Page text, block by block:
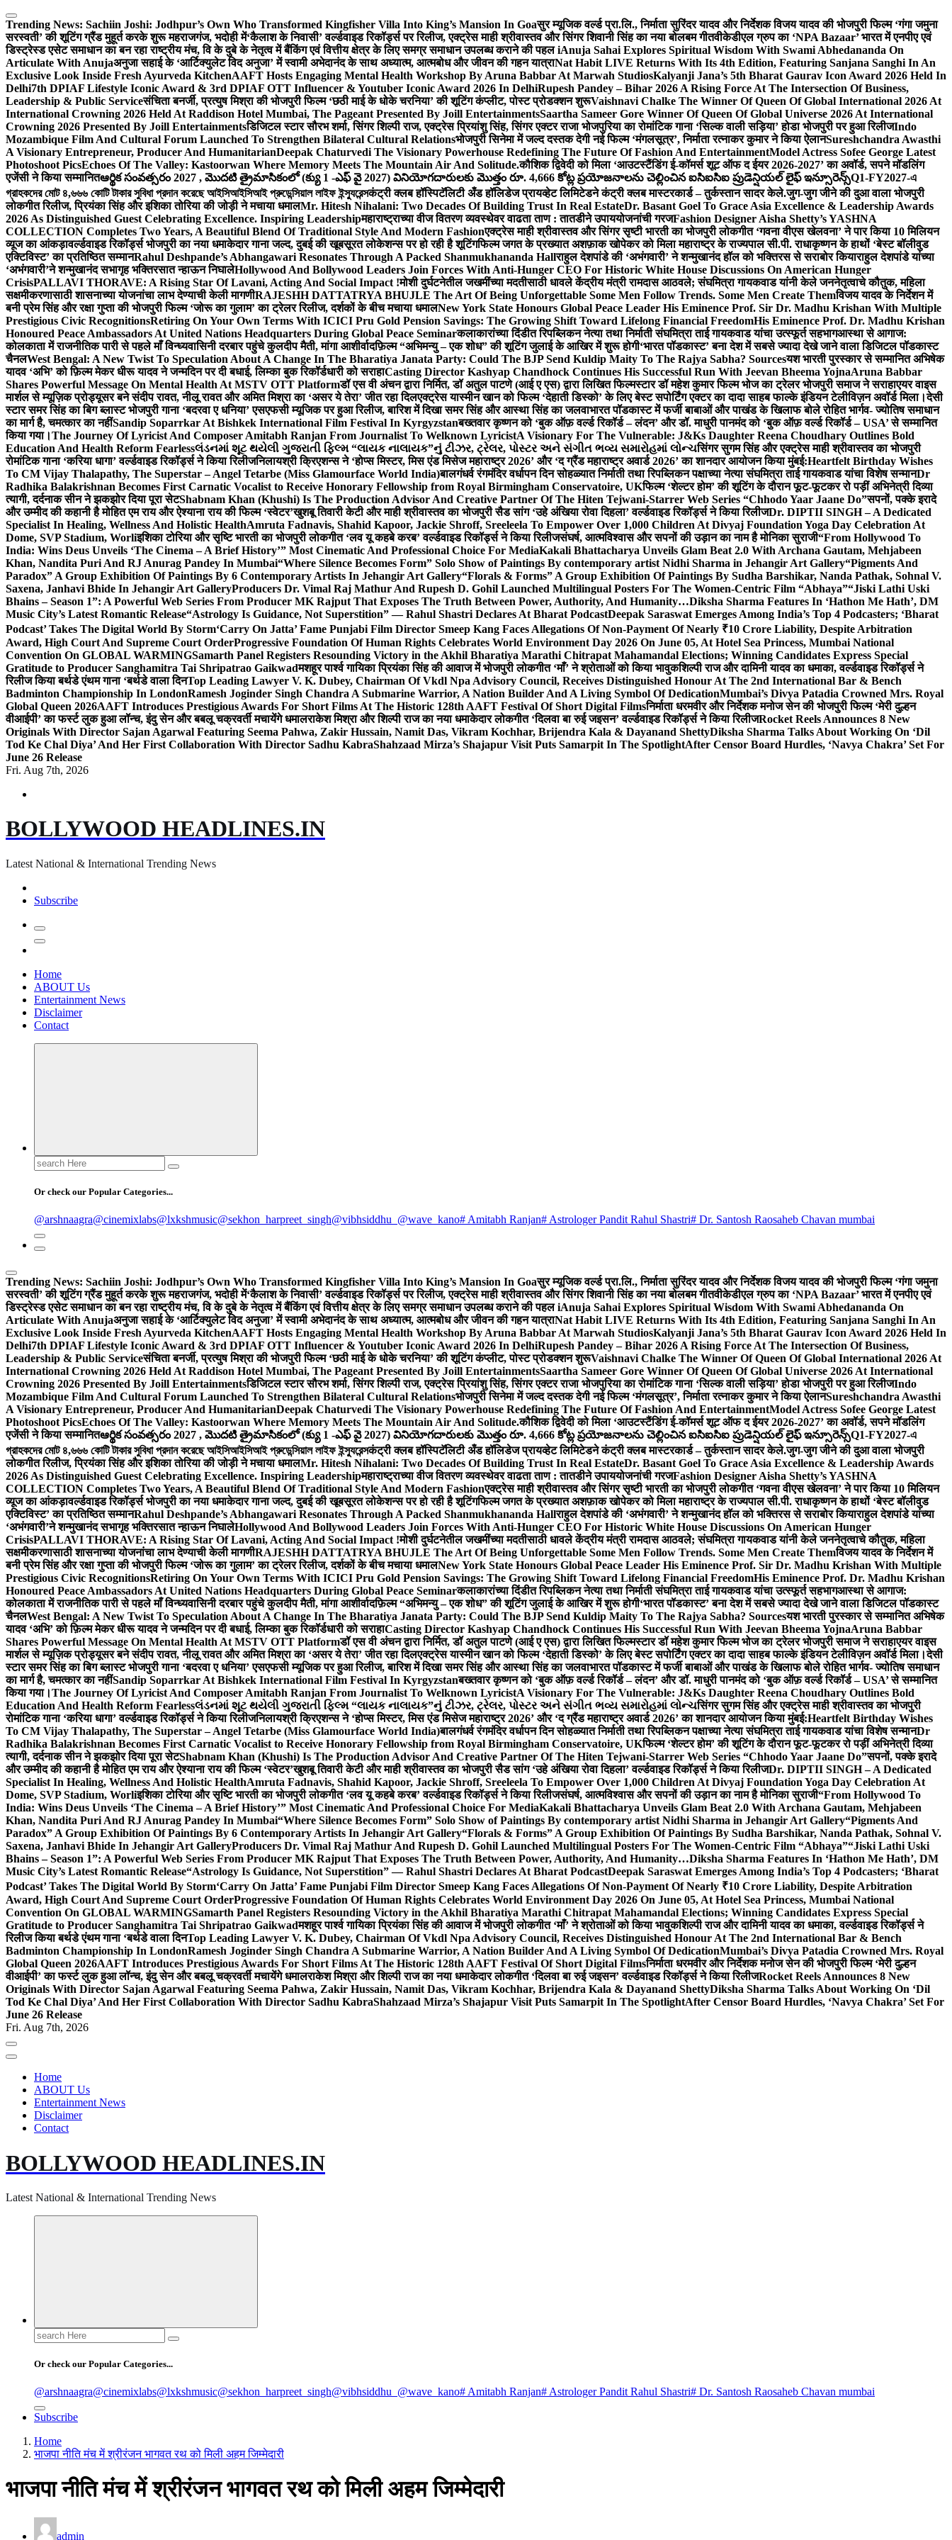
Skip
to
content
Trending News: Sachiin Joshi: Jodhpur’s Own Who Transformed Kingfisher Villa Into King’s Mansion In Goaसुर म्यूजिक वर्ल्ड प्रा.लि., निर्माता सुरिंदर यादव और निर्देशक विजय यादव की भोजपुरी फिल्म ‘गंगा जमुना
सरस्वती’ की शूटिंग ग्रैंड मुहूर्त करके शुरू महराजगंज, भदोही में‘कैलाश के निवासी’ वर्ल्डवाइड रिकॉर्ड्स पर रिलीज, एक्ट्रेस माही श्रीवास्तव और सिंगर शिवानी सिंह का नया बोलबम गीतवीकेडीएल ग्रुप का ‘NPA Bazaar’ भारत में एनपीए एवं
डिस्ट्रेस्ड एसेट समाधान का बन रहा राष्ट्रीय मंच, वि के दुबे के नेतृत्व में बैंकिंग एवं वित्तीय क्षेत्र के लिए समग्र समाधान उपलब्ध कराने की पहल iAnuja Sahai Explores Spiritual Wisdom With Swami Abhedananda On
Articulate With Anujaअनुजा सहाई के ‘आर्टिक्युलेट विद अनुजा’ में स्वामी अभेदानंद के साथ अध्यात्म, आत्मबोध और जीवन की गहन यात्राNat Habit LIVE Returns With Its 4th Edition, Featuring Sanjana Sanghi In An
Exclusive Look Inside Fresh Ayurveda KitchenAAFT Hosts Engaging Mental Health Workshop By Aruna Babbar At Marwah StudiosKalyanji Jana’s 5th Bharat Gaurav Icon Award 2026 Held In
Delhi7th DPIAF Lifestyle Iconic Award & 3rd DPIAF OTT Influencer & Youtuber Iconic Award 2026 In DelhiRupesh Pandey – Bihar 2026 A Rising Force At The Intersection Of Business,
Leadership & Public Serviceसंचिता बनर्जी, प्रत्युष मिश्रा की भोजपुरी फिल्म ‘छठी माई के धोके चरनिया’ की शूटिंग कंप्लीट, पोस्ट प्रोडक्शन शुरूVaishnavi Chalke The Winner Of Queen Of Global International 2026 At
International Crowning 2026 Held At Raddison Hotel Mumbai, The Pageant Presented By Joill EntertainmentsSaartha Sameer Gore Winner Of Queen Of Global Universe 2026 At International
Crowning 2026 Presented By Joill Entertainmentsडिजिटल स्टार सौरभ शर्मा, सिंगर शिल्पी राज, एक्ट्रेस प्रियांशु सिंह, सिंगर एक्टर राजा भोजपुरिया का रोमांटिक गाना ‘सिल्क वाली सड़िया’ होडा भोजपुरी पर हुआ रिलीजIndo
Mozambique Film And Cultural Forum Launched To Strengthen Bilateral Cultural Relationsभोजपुरी सिनेमा में जल्द दस्तक देगी नई फिल्म ‘मंगलसूत्र’, निर्माता रत्नाकर कुमार ने किया ऐलानSureshchandra Awasthi
A Visionary Entrepreneur, Producer And HumanitarianDeepak Chaturvedi The Visionary Powerhouse Redefining The Future Of Fashion And EntertainmentModel Actress Sofee George Latest
Photoshoot PicsEchoes Of The Valley: Kastoorwan Where Memory Meets The Mountain Air And Solitude.कौशिक द्विवेदी को मिला ‘आउटस्टैंडिंग ई-कॉमर्स शूट ऑफ द ईयर 2026-2027’ का अवॉर्ड, सपने मॉडलिंग
एजेंसी ने किया सम्मानितఆర్థిక సంవత్సరం 2027 , మొదటి త్రైమాసికంలో (క్యు 1 -ఎఫ్ వై 2027) వినియోగదారులకు మొత్తం రూ. 4,666 కోట్ల ప్రయోజనాలను చెల్లించిన ఐసిఐసిఐ ప్రుడెన్షియల్ లైఫ్ ఇన్సూరెన్స్Q1-FY2027-এ
গ্রাহকদের মোট ৪,৬৬৬ কোটি টাকার সুবিধা প্রদান করেছে আইসিআইসিআই প্রুডেন্সিয়াল লাইফ ইন্স্যুরেন্সकंट्री क्लब हॉस्पिटॅलिटी अँड हॉलिडेज प्रायव्हेट लिमिटेडने कंट्री क्लब मास्टरकार्ड – तुर्कस्तान सादर केले.जुग-जुग जीने की दुआ वाला भोजपुरी
लोकगीत रिलीज, प्रियंका सिंह और इशिका तोरिया की जोड़ी ने मचाया धमालMr. Hitesh Nihalani: Two Decades Of Building Trust In Real EstateDr. Basant Goel To Grace Asia Excellence & Leadership Awards
2026 As Distinguished Guest Celebrating Excellence. Inspiring Leadershipमहाराष्ट्राच्या वीज वितरण व्यवस्थेवर वाढता ताण : तातडीने उपाययोजनांची गरजFashion Designer Aisha Shetty’s YASHNA
COLLECTION Completes Two Years, A Beautiful Blend Of Traditional Style And Modern Fashionएक्ट्रेस माही श्रीवास्तव और सिंगर सृष्टी भारती का भोजपुरी लोकगीत ‘गवना वीएस खेलवना’ ने पार किया 10 मिलियन
व्यूज का आंकड़ावर्ल्डवाइड रिकॉर्ड्स भोजपुरी का नया धमाकेदार गाना जल्द, दुबई की खूबसूरत लोकेशन्स पर हो रही है शूटिंगफिल्म जगत के प्रख्यात अशफ़ाक खोपेकर को मिला महाराष्ट्र के राज्यपाल सी.पी. राधाकृष्णन के हाथों ‘बेस्ट बॉलीवुड
एक्टिविस्ट’ का प्रतिष्ठित सम्मानRahul Deshpande’s Abhangawari Resonates Through A Packed Shanmukhananda Hallराहुल देशपांडे की ‘अभंगवारी’ ने शन्मुखानंद हॉल को भक्तिरस से सराबोर कियाराहुल देशपांडे यांच्या
‘अभंगवारी’ने शन्मुखानंद सभागृह भक्तिरसात न्हाऊन निघालेHollywood And Bollywood Leaders Join Forces With Anti-Hunger CEO For Historic White House Discussions On American Hunger
CrisisPALLAVI THORAVE: A Rising Star Of Lavani, Acting And Social Impact !मोशी दुर्घटनेतील जखमींच्या मदतीसाठी धावले केंद्रीय मंत्री रामदास आठवले; संघमित्रा गायकवाड यांनी केले जननेतृत्वाचे कौतुक, महिला
सक्षमीकरणासाठी शासनाच्या योजनांचा लाभ देण्याची केली मागणीRAJESHH DATTATRYA BHUJLE The Art Of Being Unforgettable Some Men Follow Trends. Some Men Create Themविजय यादव के निर्देशन में
बनी प्रेम सिंह और रक्षा गुप्ता की भोजपुरी फिल्म ‘जोरू का गुलाम’ का ट्रेलर रिलीज, दर्शकों के बीच मचाया धमालNew York State Honours Global Peace Leader His Eminence Prof. Sir Dr. Madhu Krishan With Multiple
Prestigious Civic RecognitionsRetiring On Your Own Terms With ICICI Pru Gold Pension Savings: The Growing Shift Toward Lifelong Financial FreedomHis Eminence Prof. Dr. Madhu Krishan
Honoured Peace Ambassadors At United Nations Headquarters During Global Peace Seminarकलाकारांच्या दिंडीत रिपब्लिकन नेत्या तथा निर्माती संघमित्रा ताई गायकवाड यांचा उत्स्फूर्त सहभागआस्था से आगाज:
कोलकाता में राजनीतिक पारी से पहले माँ विन्ध्यवासिनी दरबार पहुंचे कुलदीप मैती, मांगा आशीर्वादफ़िल्म “अभिमन्यु – एक शोध” की शूटिंग जुलाई के आखिर में शुरू होगी‘भारत पॉडकास्ट’ बना देश में सबसे ज्यादा देखे जाने वाला डिजिटल पॉडकास्ट
चैनलWest Bengal: A New Twist To Speculation About A Change In The Bharatiya Janata Party: Could The BJP Send Kuldip Maity To The Rajya Sabha? Sourcesयश भारती पुरस्कार से सम्मानित अभिषेक
यादव ‘अभि’ को फ़िल्म मेकर धीरू यादव ने जन्मदिन पर दी बधाई, लिम्का बुक रिकॉर्डधारी को सराहाCasting Director Kashyap Chandhock Continues His Successful Run With Jeevan Bheema YojnaAruna Babbar
Shares Powerful Message On Mental Health At MSTV OTT Platformडॉ एस वी अंचन द्वारा निर्मित, डॉ अतुल पाटणे (आई ए एस) द्वारा लिखित फिल्मस्टार डॉ महेश कुमार फिल्म भोज का ट्रेलर भोजपुरी समाज ने सराहाएयर वाइस
मार्शल से म्यूज़िक प्रोड्यूसर बने संदीप रावत, नीलू रावत और अमित मिश्रा का ‘असर ये तेरा’ जीत रहा दिलएक्ट्रेस यास्मीन खान को फिल्म ‘देहाती डिस्को’ के लिए बेस्ट सपोर्टिंग एक्टर का दादा साहब फाल्के इंडियन टेलीविज़न अवॉर्ड मिला।देसी
स्टार समर सिंह का बिग ब्लास्ट भोजपुरी गाना ‘बदरवा ए धनिया’ एसएफसी म्यूजिक पर हुआ रिलीज, बारिश में दिखा समर सिंह और आस्था सिंह का जलवाभारत पॉडकास्ट में फर्जी बाबाओं और पाखंड के खिलाफ बोले रोहित भार्गव- ज्योतिष समाधान
का मार्ग है, चमत्कार का नहींSandip Soparrkar At Bishkek International Film Festival In Kyrgyzstanबख्तवार कृष्णन को ‘बुक ऑफ़ वर्ल्ड रिकॉर्ड – लंदन’ और डॉ. माधुरी पानमंद को ‘बुक ऑफ़ वर्ल्ड रिकॉर्ड – USA’ से सम्मानित
किया गया।The Journey Of Lyricist And Composer Amitabh Ranjan From Journalist To Welknown LyricistA Visionary For The Vulnerable: J&Ks Daughter Reena Choudhary Outlines Bold
Education And Health Reform Fearlessલંડનમાં શૂટ થયેલી ગુજરાતી ફિલ્મ “લાયક નાલાયક”નું ટીઝર, ટ્રેલર, પોસ્ટર અને સંગીત ભવ્ય સમારોહમાં લોન્ચसिंगर सुगम सिंह और एक्ट्रेस माही श्रीवास्तव का भोजपुरी
रोमांटिक गाना ‘करिया धागा’ वर्ल्डवाइड रिकॉर्ड्स ने किया रिलीजनिलायश्री क्रिएशन्स ने ‘होप्स मिस्टर, मिस एंड मिसेज महाराष्ट्र 2026’ और ‘द ग्रैंड महाराष्ट्र अवार्ड 2026’ का शानदार आयोजन किया मुंबई:Heartfelt Birthday Wishes
To CM Vijay Thalapathy, The Superstar – Angel Tetarbe (Miss Glamourface World India)बालगंधर्व रंगमंदिर वर्धापन दिन सोहळ्यात निर्माती तथा रिपब्लिकन पक्षाच्या नेत्या संघमित्रा ताई गायकवाड यांचा विशेष सन्मानDr
Radhika Balakrishnan Becomes First Carnatic Vocalist to Receive Honorary Fellowship from Royal Birmingham Conservatoire, UKफिल्म ‘शेल्टर होम’ की शूटिंग के दौरान फूट-फूटकर रो पड़ीं अभिनेत्री दिव्या
त्यागी, दर्दनाक सीन ने झकझोर दिया पूरा सेटShabnam Khan (Khushi) Is The Production Advisor And Creative Partner Of The Hiten Tejwani-Starrer Web Series “Chhodo Yaar Jaane Do”सपनों, पक्के इरादे
और उम्मीद की कहानी है मोहित एम राय और ऐश्याना राय की फिल्म ‘स्वेटर’खुशबू तिवारी केटी और माही श्रीवास्तव का भोजपुरी सैड सांग ‘उहे अंखिया रोवा दिहला’ वर्ल्डवाइड रिकॉर्ड्स ने किया रिलीजDr. DIPTII SINGH – A Dedicated
Specialist In Healing, Wellness And Holistic HealthAmruta Fadnavis, Shahid Kapoor, Jackie Shroff, Sreeleela To Empower Over 1,000 Children At Divyaj Foundation Yoga Day Celebration At
Dome, SVP Stadium, Worliइशिका टोरिया और सृष्टि भारती का भोजपुरी लोकगीत ‘लव यू कहबे करब’ वर्ल्डवाइड रिकॉर्ड्स ने किया रिलीजसंघर्ष, आत्मविश्वास और सपनों की उड़ान का नाम है मोनिका सुराजी“From Hollywood To
India: Wins Deus Unveils ‘The Cinema – A Brief History’” Most Cinematic And Professional Choice For MediaKakali Bhattacharya Unveils Glam Beat 2.0 With Archana Gautam, Mehjabeen
Khan, Nandita Puri And RJ Anurag Pandey In Mumbai“Where Silence Becomes Form” Solo Show of Paintings By contemporary artist Nidhi Sharma in Jehangir Art Gallery“Pigments And
Paradox” A Group Exhibition Of Paintings By 6 Contemporary Artists In Jehangir Art Gallery“Florals & Forms” A Group Exhibition Of Paintings By Sudha Barshikar, Nanda Pathak, Sohnal V.
Saxena, Janhavi Bhide In Jehangir Art GalleryProducers Dr. Vimal Raj Mathur And Rupesh D. Gohil Launched Multilingual Posters For The Women-Centric Film “Abhaya”“Jiski Lathi Uski
Bhains – Season 1”: A Powerful Web Series From Producer MK Rajput That Exposes The Truth Between Power, Authority, And Humanity…Diksha Sharma Features In ‘Hathon Me Hath’, DM
Music City’s Latest Romantic Release“Astrology Is Guidance, Not Superstition” — Rahul Shastri Declares At Bharat PodcastDeepak Saraswat Emerges Among India’s Top 4 Podcasters; ‘Bharat
Podcast’ Takes The Digital World By Storm‘Carry On Jatta’ Fame Punjabi Film Director Smeep Kang Faces Allegations Of Non-Payment Of Nearly ₹10 Crore Liability, Despite Arbitration
Award, High Court And Supreme Court OrderProgressive Foundation Of Human Rights Celebrates World Environment Day 2026 On June 05, At Hotel Sea Princess, Mumbai National
Convention On GLOBAL WARMINGSamarth Panel Registers Resounding Victory in the Akhil Bharatiya Marathi Chitrapat Mahamandal Elections; Winning Candidates Express Special
Gratitude to Producer Sanghamitra Tai Shripatrao Gaikwadमशहूर पार्श्व गायिका प्रियंका सिंह की आवाज में भोजपुरी लोकगीत ‘माँ’ ने श्रोताओं को किया भावुकशिल्पी राज और दामिनी यादव का धमाका, वर्ल्डवाइड रिकॉर्ड्स ने
रिलीज किया बर्थडे एंथम गाना ‘बर्थडे वाला दिनTop Leading Lawyer V. K. Dubey, Chairman Of Vkdl Npa Advisory Council, Receives Distinguished Honour At The 2nd International Bar & Bench
Badminton Championship In LondonRamesh Joginder Singh Chandra A Submarine Warrior, A Nation Builder And A Living Symbol Of DedicationMumbai’s Divya Patadia Crowned Mrs. Royal
Global Queen 2026AAFT Introduces Prestigious Awards For Short Films At The Historic 128th AAFT Festival Of Short Digital Filmsनिर्माता धरमवीर और निर्देशक मनोज सेन की भोजपुरी फिल्म ‘मेरी दुल्हन
वीआईपी’ का फर्स्ट लुक हुआ लॉन्च, इंदु सेन और बबलू चक्रवर्ती मचायेंगे धमालराकेश मिश्रा और शिल्पी राज का नया धमाकेदार लोकगीत ‘दिलवा बा रुई जइसन’ वर्ल्डवाइड रिकॉर्ड्स ने किया रिलीजRocket Reels Announces 8 New
Originals With Director Sajan Agarwal Featuring Seema Pahwa, Zakir Hussain, Namit Das, Vikram Kochhar, Brijendra Kala & Dayanand ShettyDiksha Sharma Talks About Working On ‘Dil
Tod Ke Chal Diya’ And Her First Collaboration With Director Sadhu KabraShahzaad Mirza’s Shajapur Visit Puts Samarpit In The SpotlightAfter Censor Board Hurdles, ‘Navya Chakra’ Set For
June 26 Release
Fri. Aug 7th, 2026
BOLLYWOOD HEADLINES.IN
Latest National & International Trending News
Subscribe
Home
ABOUT Us
Entertainment News
Disclaimer
Contact
Search
for:
Or check our Popular Categories...
@arshnaagra@cinemixlabs@lxkshmusic@sekhon_harpreet_singh@vibhsiddhu_ @wave_kano# Amitabh Ranjan# Astrologer Pandit Rahul Shastri# Dr. Santosh Raosaheb Chavan mumbai
Trending News: Sachiin Joshi: Jodhpur’s Own Who Transformed Kingfisher Villa Into King’s Mansion In Goaसुर म्यूजिक वर्ल्ड प्रा.लि., निर्माता सुरिंदर यादव और निर्देशक विजय यादव की भोजपुरी फिल्म ‘गंगा जमुना
सरस्वती’ की शूटिंग ग्रैंड मुहूर्त करके शुरू महराजगंज, भदोही में‘कैलाश के निवासी’ वर्ल्डवाइड रिकॉर्ड्स पर रिलीज, एक्ट्रेस माही श्रीवास्तव और सिंगर शिवानी सिंह का नया बोलबम गीतवीकेडीएल ग्रुप का ‘NPA Bazaar’ भारत में एनपीए एवं
डिस्ट्रेस्ड एसेट समाधान का बन रहा राष्ट्रीय मंच, वि के दुबे के नेतृत्व में बैंकिंग एवं वित्तीय क्षेत्र के लिए समग्र समाधान उपलब्ध कराने की पहल iAnuja Sahai Explores Spiritual Wisdom With Swami Abhedananda On
Articulate With Anujaअनुजा सहाई के ‘आर्टिक्युलेट विद अनुजा’ में स्वामी अभेदानंद के साथ अध्यात्म, आत्मबोध और जीवन की गहन यात्राNat Habit LIVE Returns With Its 4th Edition, Featuring Sanjana Sanghi In An
Exclusive Look Inside Fresh Ayurveda KitchenAAFT Hosts Engaging Mental Health Workshop By Aruna Babbar At Marwah StudiosKalyanji Jana’s 5th Bharat Gaurav Icon Award 2026 Held In
Delhi7th DPIAF Lifestyle Iconic Award & 3rd DPIAF OTT Influencer & Youtuber Iconic Award 2026 In DelhiRupesh Pandey – Bihar 2026 A Rising Force At The Intersection Of Business,
Leadership & Public Serviceसंचिता बनर्जी, प्रत्युष मिश्रा की भोजपुरी फिल्म ‘छठी माई के धोके चरनिया’ की शूटिंग कंप्लीट, पोस्ट प्रोडक्शन शुरूVaishnavi Chalke The Winner Of Queen Of Global International 2026 At
International Crowning 2026 Held At Raddison Hotel Mumbai, The Pageant Presented By Joill EntertainmentsSaartha Sameer Gore Winner Of Queen Of Global Universe 2026 At International
Crowning 2026 Presented By Joill Entertainmentsडिजिटल स्टार सौरभ शर्मा, सिंगर शिल्पी राज, एक्ट्रेस प्रियांशु सिंह, सिंगर एक्टर राजा भोजपुरिया का रोमांटिक गाना ‘सिल्क वाली सड़िया’ होडा भोजपुरी पर हुआ रिलीजIndo
Mozambique Film And Cultural Forum Launched To Strengthen Bilateral Cultural Relationsभोजपुरी सिनेमा में जल्द दस्तक देगी नई फिल्म ‘मंगलसूत्र’, निर्माता रत्नाकर कुमार ने किया ऐलानSureshchandra Awasthi
A Visionary Entrepreneur, Producer And HumanitarianDeepak Chaturvedi The Visionary Powerhouse Redefining The Future Of Fashion And EntertainmentModel Actress Sofee George Latest
Photoshoot PicsEchoes Of The Valley: Kastoorwan Where Memory Meets The Mountain Air And Solitude.कौशिक द्विवेदी को मिला ‘आउटस्टैंडिंग ई-कॉमर्स शूट ऑफ द ईयर 2026-2027’ का अवॉर्ड, सपने मॉडलिंग
एजेंसी ने किया सम्मानितఆర్థిక సంవత్సరం 2027 , మొదటి త్రైమాసికంలో (క్యు 1 -ఎఫ్ వై 2027) వినియోగదారులకు మొత్తం రూ. 4,666 కోట్ల ప్రయోజనాలను చెల్లించిన ఐసిఐసిఐ ప్రుడెన్షియల్ లైఫ్ ఇన్సూరెన్స్Q1-FY2027-এ
গ্রাহকদের মোট ৪,৬৬৬ কোটি টাকার সুবিধা প্রদান করেছে আইসিআইসিআই প্রুডেন্সিয়াল লাইফ ইন্স্যুরেন্সकंट्री क्लब हॉस्पिटॅलिटी अँड हॉलिडेज प्रायव्हेट लिमिटेडने कंट्री क्लब मास्टरकार्ड – तुर्कस्तान सादर केले.जुग-जुग जीने की दुआ वाला भोजपुरी
लोकगीत रिलीज, प्रियंका सिंह और इशिका तोरिया की जोड़ी ने मचाया धमालMr. Hitesh Nihalani: Two Decades Of Building Trust In Real EstateDr. Basant Goel To Grace Asia Excellence & Leadership Awards
2026 As Distinguished Guest Celebrating Excellence. Inspiring Leadershipमहाराष्ट्राच्या वीज वितरण व्यवस्थेवर वाढता ताण : तातडीने उपाययोजनांची गरजFashion Designer Aisha Shetty’s YASHNA
COLLECTION Completes Two Years, A Beautiful Blend Of Traditional Style And Modern Fashionएक्ट्रेस माही श्रीवास्तव और सिंगर सृष्टी भारती का भोजपुरी लोकगीत ‘गवना वीएस खेलवना’ ने पार किया 10 मिलियन
व्यूज का आंकड़ावर्ल्डवाइड रिकॉर्ड्स भोजपुरी का नया धमाकेदार गाना जल्द, दुबई की खूबसूरत लोकेशन्स पर हो रही है शूटिंगफिल्म जगत के प्रख्यात अशफ़ाक खोपेकर को मिला महाराष्ट्र के राज्यपाल सी.पी. राधाकृष्णन के हाथों ‘बेस्ट बॉलीवुड
एक्टिविस्ट’ का प्रतिष्ठित सम्मानRahul Deshpande’s Abhangawari Resonates Through A Packed Shanmukhananda Hallराहुल देशपांडे की ‘अभंगवारी’ ने शन्मुखानंद हॉल को भक्तिरस से सराबोर कियाराहुल देशपांडे यांच्या
‘अभंगवारी’ने शन्मुखानंद सभागृह भक्तिरसात न्हाऊन निघालेHollywood And Bollywood Leaders Join Forces With Anti-Hunger CEO For Historic White House Discussions On American Hunger
CrisisPALLAVI THORAVE: A Rising Star Of Lavani, Acting And Social Impact !मोशी दुर्घटनेतील जखमींच्या मदतीसाठी धावले केंद्रीय मंत्री रामदास आठवले; संघमित्रा गायकवाड यांनी केले जननेतृत्वाचे कौतुक, महिला
सक्षमीकरणासाठी शासनाच्या योजनांचा लाभ देण्याची केली मागणीRAJESHH DATTATRYA BHUJLE The Art Of Being Unforgettable Some Men Follow Trends. Some Men Create Themविजय यादव के निर्देशन में
बनी प्रेम सिंह और रक्षा गुप्ता की भोजपुरी फिल्म ‘जोरू का गुलाम’ का ट्रेलर रिलीज, दर्शकों के बीच मचाया धमालNew York State Honours Global Peace Leader His Eminence Prof. Sir Dr. Madhu Krishan With Multiple
Prestigious Civic RecognitionsRetiring On Your Own Terms With ICICI Pru Gold Pension Savings: The Growing Shift Toward Lifelong Financial FreedomHis Eminence Prof. Dr. Madhu Krishan
Honoured Peace Ambassadors At United Nations Headquarters During Global Peace Seminarकलाकारांच्या दिंडीत रिपब्लिकन नेत्या तथा निर्माती संघमित्रा ताई गायकवाड यांचा उत्स्फूर्त सहभागआस्था से आगाज:
कोलकाता में राजनीतिक पारी से पहले माँ विन्ध्यवासिनी दरबार पहुंचे कुलदीप मैती, मांगा आशीर्वादफ़िल्म “अभिमन्यु – एक शोध” की शूटिंग जुलाई के आखिर में शुरू होगी‘भारत पॉडकास्ट’ बना देश में सबसे ज्यादा देखे जाने वाला डिजिटल पॉडकास्ट
चैनलWest Bengal: A New Twist To Speculation About A Change In The Bharatiya Janata Party: Could The BJP Send Kuldip Maity To The Rajya Sabha? Sourcesयश भारती पुरस्कार से सम्मानित अभिषेक
यादव ‘अभि’ को फ़िल्म मेकर धीरू यादव ने जन्मदिन पर दी बधाई, लिम्का बुक रिकॉर्डधारी को सराहाCasting Director Kashyap Chandhock Continues His Successful Run With Jeevan Bheema YojnaAruna Babbar
Shares Powerful Message On Mental Health At MSTV OTT Platformडॉ एस वी अंचन द्वारा निर्मित, डॉ अतुल पाटणे (आई ए एस) द्वारा लिखित फिल्मस्टार डॉ महेश कुमार फिल्म भोज का ट्रेलर भोजपुरी समाज ने सराहाएयर वाइस
मार्शल से म्यूज़िक प्रोड्यूसर बने संदीप रावत, नीलू रावत और अमित मिश्रा का ‘असर ये तेरा’ जीत रहा दिलएक्ट्रेस यास्मीन खान को फिल्म ‘देहाती डिस्को’ के लिए बेस्ट सपोर्टिंग एक्टर का दादा साहब फाल्के इंडियन टेलीविज़न अवॉर्ड मिला।देसी
स्टार समर सिंह का बिग ब्लास्ट भोजपुरी गाना ‘बदरवा ए धनिया’ एसएफसी म्यूजिक पर हुआ रिलीज, बारिश में दिखा समर सिंह और आस्था सिंह का जलवाभारत पॉडकास्ट में फर्जी बाबाओं और पाखंड के खिलाफ बोले रोहित भार्गव- ज्योतिष समाधान
का मार्ग है, चमत्कार का नहींSandip Soparrkar At Bishkek International Film Festival In Kyrgyzstanबख्तवार कृष्णन को ‘बुक ऑफ़ वर्ल्ड रिकॉर्ड – लंदन’ और डॉ. माधुरी पानमंद को ‘बुक ऑफ़ वर्ल्ड रिकॉर्ड – USA’ से सम्मानित
किया गया।The Journey Of Lyricist And Composer Amitabh Ranjan From Journalist To Welknown LyricistA Visionary For The Vulnerable: J&Ks Daughter Reena Choudhary Outlines Bold
Education And Health Reform Fearlessલંડનમાં શૂટ થયેલી ગુજરાતી ફિલ્મ “લાયક નાલાયક”નું ટીઝર, ટ્રેલર, પોસ્ટર અને સંગીત ભવ્ય સમારોહમાં લોન્ચसिंगर सुगम सिंह और एक्ट्रेस माही श्रीवास्तव का भोजपुरी
रोमांटिक गाना ‘करिया धागा’ वर्ल्डवाइड रिकॉर्ड्स ने किया रिलीजनिलायश्री क्रिएशन्स ने ‘होप्स मिस्टर, मिस एंड मिसेज महाराष्ट्र 2026’ और ‘द ग्रैंड महाराष्ट्र अवार्ड 2026’ का शानदार आयोजन किया मुंबई:Heartfelt Birthday Wishes
To CM Vijay Thalapathy, The Superstar – Angel Tetarbe (Miss Glamourface World India)बालगंधर्व रंगमंदिर वर्धापन दिन सोहळ्यात निर्माती तथा रिपब्लिकन पक्षाच्या नेत्या संघमित्रा ताई गायकवाड यांचा विशेष सन्मानDr
Radhika Balakrishnan Becomes First Carnatic Vocalist to Receive Honorary Fellowship from Royal Birmingham Conservatoire, UKफिल्म ‘शेल्टर होम’ की शूटिंग के दौरान फूट-फूटकर रो पड़ीं अभिनेत्री दिव्या
त्यागी, दर्दनाक सीन ने झकझोर दिया पूरा सेटShabnam Khan (Khushi) Is The Production Advisor And Creative Partner Of The Hiten Tejwani-Starrer Web Series “Chhodo Yaar Jaane Do”सपनों, पक्के इरादे
और उम्मीद की कहानी है मोहित एम राय और ऐश्याना राय की फिल्म ‘स्वेटर’खुशबू तिवारी केटी और माही श्रीवास्तव का भोजपुरी सैड सांग ‘उहे अंखिया रोवा दिहला’ वर्ल्डवाइड रिकॉर्ड्स ने किया रिलीजDr. DIPTII SINGH – A Dedicated
Specialist In Healing, Wellness And Holistic HealthAmruta Fadnavis, Shahid Kapoor, Jackie Shroff, Sreeleela To Empower Over 1,000 Children At Divyaj Foundation Yoga Day Celebration At
Dome, SVP Stadium, Worliइशिका टोरिया और सृष्टि भारती का भोजपुरी लोकगीत ‘लव यू कहबे करब’ वर्ल्डवाइड रिकॉर्ड्स ने किया रिलीजसंघर्ष, आत्मविश्वास और सपनों की उड़ान का नाम है मोनिका सुराजी“From Hollywood To
India: Wins Deus Unveils ‘The Cinema – A Brief History’” Most Cinematic And Professional Choice For MediaKakali Bhattacharya Unveils Glam Beat 2.0 With Archana Gautam, Mehjabeen
Khan, Nandita Puri And RJ Anurag Pandey In Mumbai“Where Silence Becomes Form” Solo Show of Paintings By contemporary artist Nidhi Sharma in Jehangir Art Gallery“Pigments And
Paradox” A Group Exhibition Of Paintings By 6 Contemporary Artists In Jehangir Art Gallery“Florals & Forms” A Group Exhibition Of Paintings By Sudha Barshikar, Nanda Pathak, Sohnal V.
Saxena, Janhavi Bhide In Jehangir Art GalleryProducers Dr. Vimal Raj Mathur And Rupesh D. Gohil Launched Multilingual Posters For The Women-Centric Film “Abhaya”“Jiski Lathi Uski
Bhains – Season 1”: A Powerful Web Series From Producer MK Rajput That Exposes The Truth Between Power, Authority, And Humanity…Diksha Sharma Features In ‘Hathon Me Hath’, DM
Music City’s Latest Romantic Release“Astrology Is Guidance, Not Superstition” — Rahul Shastri Declares At Bharat PodcastDeepak Saraswat Emerges Among India’s Top 4 Podcasters; ‘Bharat
Podcast’ Takes The Digital World By Storm‘Carry On Jatta’ Fame Punjabi Film Director Smeep Kang Faces Allegations Of Non-Payment Of Nearly ₹10 Crore Liability, Despite Arbitration
Award, High Court And Supreme Court OrderProgressive Foundation Of Human Rights Celebrates World Environment Day 2026 On June 05, At Hotel Sea Princess, Mumbai National
Convention On GLOBAL WARMINGSamarth Panel Registers Resounding Victory in the Akhil Bharatiya Marathi Chitrapat Mahamandal Elections; Winning Candidates Express Special
Gratitude to Producer Sanghamitra Tai Shripatrao Gaikwadमशहूर पार्श्व गायिका प्रियंका सिंह की आवाज में भोजपुरी लोकगीत ‘माँ’ ने श्रोताओं को किया भावुकशिल्पी राज और दामिनी यादव का धमाका, वर्ल्डवाइड रिकॉर्ड्स ने
रिलीज किया बर्थडे एंथम गाना ‘बर्थडे वाला दिनTop Leading Lawyer V. K. Dubey, Chairman Of Vkdl Npa Advisory Council, Receives Distinguished Honour At The 2nd International Bar & Bench
Badminton Championship In LondonRamesh Joginder Singh Chandra A Submarine Warrior, A Nation Builder And A Living Symbol Of DedicationMumbai’s Divya Patadia Crowned Mrs. Royal
Global Queen 2026AAFT Introduces Prestigious Awards For Short Films At The Historic 128th AAFT Festival Of Short Digital Filmsनिर्माता धरमवीर और निर्देशक मनोज सेन की भोजपुरी फिल्म ‘मेरी दुल्हन
वीआईपी’ का फर्स्ट लुक हुआ लॉन्च, इंदु सेन और बबलू चक्रवर्ती मचायेंगे धमालराकेश मिश्रा और शिल्पी राज का नया धमाकेदार लोकगीत ‘दिलवा बा रुई जइसन’ वर्ल्डवाइड रिकॉर्ड्स ने किया रिलीजRocket Reels Announces 8 New
Originals With Director Sajan Agarwal Featuring Seema Pahwa, Zakir Hussain, Namit Das, Vikram Kochhar, Brijendra Kala & Dayanand ShettyDiksha Sharma Talks About Working On ‘Dil
Tod Ke Chal Diya’ And Her First Collaboration With Director Sadhu KabraShahzaad Mirza’s Shajapur Visit Puts Samarpit In The SpotlightAfter Censor Board Hurdles, ‘Navya Chakra’ Set For
June 26 Release
Fri. Aug 7th, 2026
Home
ABOUT Us
Entertainment News
Disclaimer
Contact
BOLLYWOOD HEADLINES.IN
Latest National & International Trending News
Search
for:
Or check our Popular Categories...
@arshnaagra@cinemixlabs@lxkshmusic@sekhon_harpreet_singh@vibhsiddhu_ @wave_kano# Amitabh Ranjan# Astrologer Pandit Rahul Shastri# Dr. Santosh Raosaheb Chavan mumbai
Subscribe
Home
भाजपा नीति मंच में श्रीरंजन भागवत रथ को मिली अहम जिम्मेदारी
भाजपा नीति मंच में श्रीरंजन भागवत रथ को मिली अहम जिम्मेदारी
admin